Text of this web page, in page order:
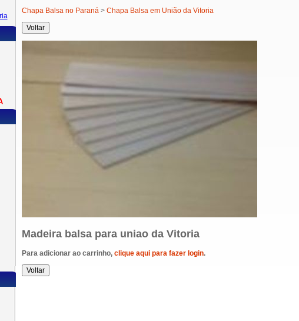
Chapa Balsa no Paraná> Chapa Balsa em União da Vitoria
Madeira balsa para uniao da Vitoria
Para adicionar ao carrinho, clique aqui para fazer login.